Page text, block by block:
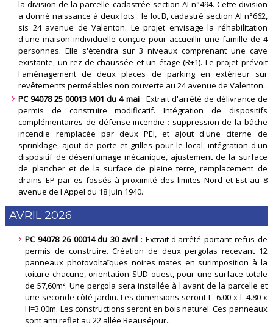
la division de la parcelle cadastrée section AI n°494. Cette division
a donné naissance à deux lots : le lot B, cadastré section AI n°662,
sis 24 avenue de Valenton. Le projet envisage la réhabilitation
d'une maison individuelle conçue pour accueillir une famille de 4
personnes. Elle s'étendra sur 3 niveaux comprenant une cave
existante, un rez-de-chaussée et un étage (R+1). Le projet prévoit
l'aménagement de deux places de parking en extérieur sur
revêtements perméables non couverte au 24 avenue de Valenton..
PC 94078 25 00013 M01 du 4 mai : Extrait d'arrêté de délivrance de
permis de construire modificatif. Intégration de dispositifs
complémentaires de défense incendie : suppression de la bâche
incendie remplacée par deux PEI, et ajout d'une citerne de
sprinklage, ajout de porte et grilles pour le local, intégration d'un
dispositif de désenfumage mécanique, ajustement de la surface
de plancher et de la surface de pleine terre, remplacement de
drains EP par es fossés à proximité des limites Nord et Est au 8
avenue de l'Appel du 18 Juin 1940.
AVRIL 2026
PC 94078 26 00014 du 30 avril : Extrait d'arrêté portant refus de
permis de construire. Création de deux pergolas recevant 12
panneaux photovoltaïques noires mates en surimposition à la
toiture chacune, orientation SUD ouest, pour une surface totale
de 57,60m². Une pergola sera installée à l'avant de la parcelle et
une seconde côté jardin. Les dimensions seront L=6.00 x l=4.80 x
H=3.00m. Les constructions seront en bois naturel. Ces panneaux
sont anti reflet au 22 allée Beauséjour..